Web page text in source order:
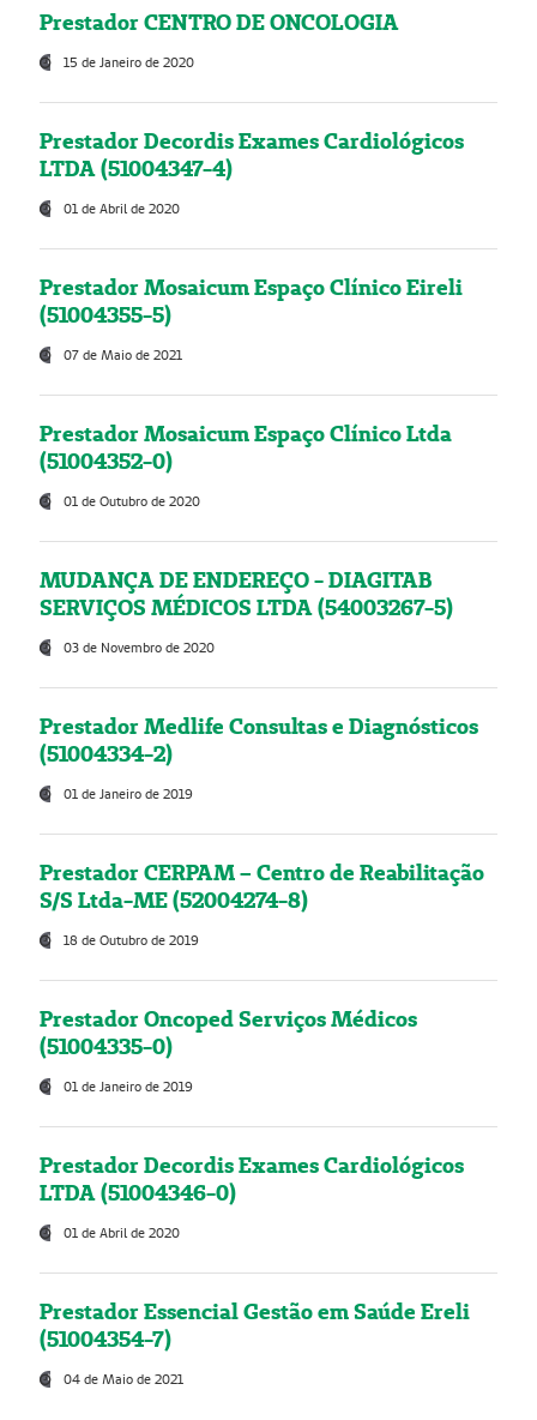
Prestador CENTRO DE ONCOLOGIA
15 de Janeiro de 2020
Prestador Decordis Exames Cardiológicos
LTDA (51004347-4)
01 de Abril de 2020
Prestador Mosaicum Espaço Clínico Eireli
(51004355-5)
07 de Maio de 2021
Prestador Mosaicum Espaço Clínico Ltda
(51004352-0)
01 de Outubro de 2020
MUDANÇA DE ENDEREÇO - DIAGITAB
SERVIÇOS MÉDICOS LTDA (54003267-5)
03 de Novembro de 2020
Prestador Medlife Consultas e Diagnósticos
(51004334-2)
01 de Janeiro de 2019
Prestador CERPAM – Centro de Reabilitação
S/S Ltda-ME (52004274-8)
18 de Outubro de 2019
Prestador Oncoped Serviços Médicos
(51004335-0)
01 de Janeiro de 2019
Prestador Decordis Exames Cardiológicos
LTDA (51004346-0)
01 de Abril de 2020
Prestador Essencial Gestão em Saúde Ereli
(51004354-7)
04 de Maio de 2021